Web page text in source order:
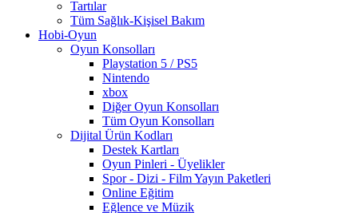
Tartılar
Tüm Sağlık-Kişisel Bakım
Hobi-Oyun
Oyun Konsolları
Playstation 5 / PS5
Nintendo
xbox
Diğer Oyun Konsolları
Tüm Oyun Konsolları
Dijital Ürün Kodları
Destek Kartları
Oyun Pinleri - Üyelikler
Spor - Dizi - Film Yayın Paketleri
Online Eğitim
Eğlence ve Müzik